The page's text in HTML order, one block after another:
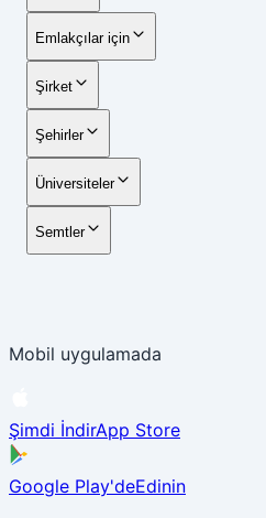
Emlakçılar için
Şirket
Şehirler
Üniversiteler
Semtler
Mobil uygulamada
Şimdi İndirApp Store
Google Play'deEdinin